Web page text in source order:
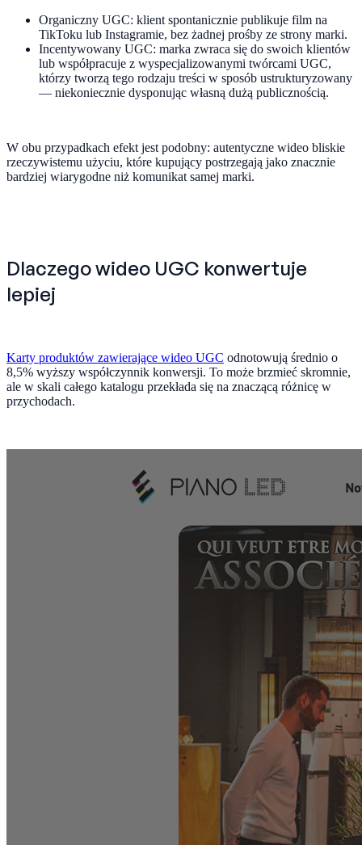
Organiczny UGC: klient spontanicznie publikuje film na
TikToku lub Instagramie, bez żadnej prośby ze strony marki.
Incentywowany UGC: marka zwraca się do swoich klientów
lub współpracuje z wyspecjalizowanymi twórcami UGC,
którzy tworzą tego rodzaju treści w sposób ustrukturyzowany
— niekoniecznie dysponując własną dużą publicznością.
W obu przypadkach efekt jest podobny: autentyczne wideo bliskie
rzeczywistemu użyciu, które kupujący postrzegają jako znacznie
bardziej wiarygodne niż komunikat samej marki.
Dlaczego wideo UGC konwertuje
lepiej
Karty produktów zawierające wideo UGC odnotowują średnio o
8,5% wyższy współczynnik konwersji. To może brzmieć skromnie,
ale w skali całego katalogu przekłada się na znaczącą różnicę w
przychodach.